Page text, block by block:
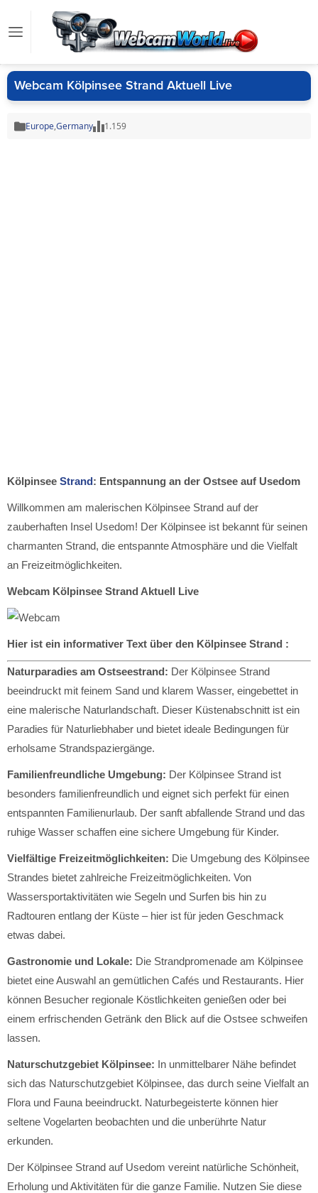
Webcam Kölpinsee Strand Aktuell Live
Europe,Germany 1.159
Kölpinsee Strand: Entspannung an der Ostsee auf Usedom
Willkommen am malerischen Kölpinsee Strand auf der
zauberhaften Insel Usedom! Der Kölpinsee ist bekannt für seinen
charmanten Strand, die entspannte Atmosphäre und die Vielfalt
an Freizeitmöglichkeiten.
Webcam Kölpinsee Strand Aktuell Live
Hier ist ein informativer Text über den Kölpinsee Strand :
Naturparadies am Ostseestrand: Der Kölpinsee Strand
beeindruckt mit feinem Sand und klarem Wasser, eingebettet in
eine malerische Naturlandschaft. Dieser Küstenabschnitt ist ein
Paradies für Naturliebhaber und bietet ideale Bedingungen für
erholsame Strandspaziergänge.
Familienfreundliche Umgebung: Der Kölpinsee Strand ist
besonders familienfreundlich und eignet sich perfekt für einen
entspannten Familienurlaub. Der sanft abfallende Strand und das
ruhige Wasser schaffen eine sichere Umgebung für Kinder.
Vielfältige Freizeitmöglichkeiten: Die Umgebung des Kölpinsee
Strandes bietet zahlreiche Freizeitmöglichkeiten. Von
Wassersportaktivitäten wie Segeln und Surfen bis hin zu
Radtouren entlang der Küste – hier ist für jeden Geschmack
etwas dabei.
Gastronomie und Lokale: Die Strandpromenade am Kölpinsee
bietet eine Auswahl an gemütlichen Cafés und Restaurants. Hier
können Besucher regionale Köstlichkeiten genießen oder bei
einem erfrischenden Getränk den Blick auf die Ostsee schweifen
lassen.
Naturschutzgebiet Kölpinsee: In unmittelbarer Nähe befindet
sich das Naturschutzgebiet Kölpinsee, das durch seine Vielfalt an
Flora und Fauna beeindruckt. Naturbegeisterte können hier
seltene Vogelarten beobachten und die unberührte Natur
erkunden.
Der Kölpinsee Strand auf Usedom vereint natürliche Schönheit,
Erholung und Aktivitäten für die ganze Familie. Nutzen Sie diese